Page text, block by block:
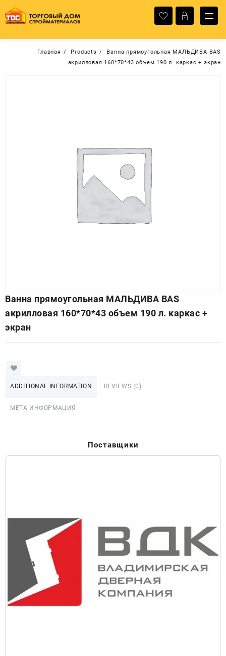
содержимому
Главная Products
Ванна прямоугольная МАЛЬДИВА BAS
акрилловая 160*70*43 объем 190 л. каркас + экран
Ванна прямоугольная МАЛЬДИВА BAS
акрилловая 160*70*43 объем 190 л. каркас +
экран
ADDITIONAL INFORMATION REVIEWS (0)
МЕТА ИНФОРМАЦИЯ
Поставщики